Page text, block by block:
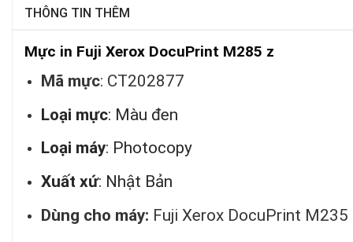
THÔNG TIN THÊM
Mực in Fuji Xerox DocuPrint M285 z
Mã mực: CT202877
Loại mực: Màu đen
Loại máy: Photocopy
Xuất xứ: Nhật Bản
Dùng cho máy: Fuji Xerox DocuPrint